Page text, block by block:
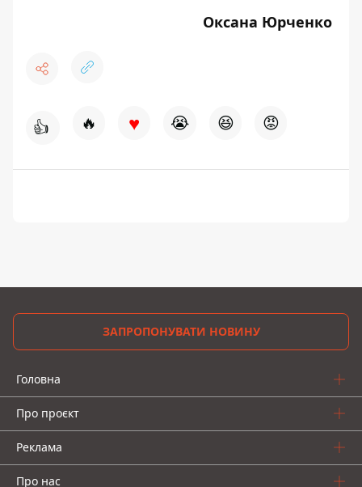
Оксана Юрченко
👍 🔥 ♥ 😭 😆 😡
ЗАПРОПОНУВАТИ НОВИНУ
Головна
Про проєкт
Реклама
Про нас